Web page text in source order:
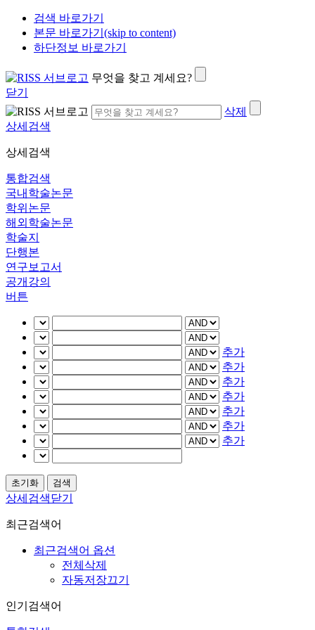
검색 바로가기
본문 바로가기(skip to content)
하단정보 바로가기
무엇을 찾고 계세요?
닫기
삭제
상세검색
상세검색
통합검색
국내학술논문
학위논문
해외학술논문
학술지
단행본
연구보고서
공개강의
버튼
추가
추가
추가
추가
추가
추가
추가
상세검색닫기
최근검색어
최근검색어 옵션
전체삭제
자동저장끄기
인기검색어